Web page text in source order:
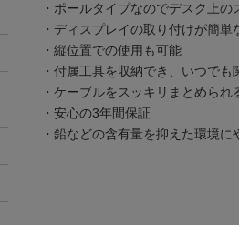
・ポールタイプなのでデスク上
・ディスプレイの取り付けが簡単
・縦位置での使用も可能
・付属工具を収納でき、いつでも
・ケーブルをスッキリまとめられ
・安心の3年間保証
・鉛などの含有量を抑えた環境